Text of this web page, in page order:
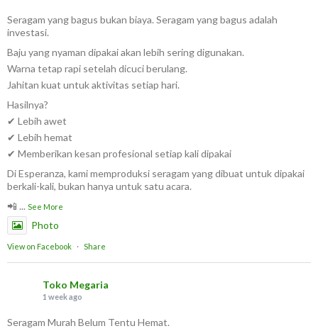
Seragam yang bagus bukan biaya. Seragam yang bagus adalah
investasi.
Baju yang nyaman dipakai akan lebih sering digunakan.
Warna tetap rapi setelah dicuci berulang.
Jahitan kuat untuk aktivitas setiap hari.
Hasilnya?
✔ Lebih awet
✔ Lebih hemat
✔ Memberikan kesan profesional setiap kali dipakai
Di Esperanza, kami memproduksi seragam yang dibuat untuk dipakai
berkali-kali, bukan hanya untuk satu acara.
📲 ... See More
Photo
View on Facebook · Share
Toko Megaria
1 week ago
Seragam Murah Belum Tentu Hemat.